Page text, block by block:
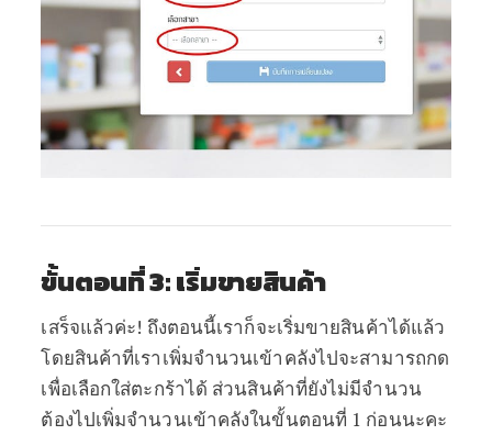
ขั้นตอนที่ 3: เริ่มขายสินค้า
เสร็จแล้วค่ะ! ถึงตอนนี้เราก็จะเริ่มขายสินค้าได้แล้ว
โดยสินค้าที่เราเพิ่มจำนวนเข้าคลังไปจะสามารถกด
เพื่อเลือกใส่ตะกร้าได้ ส่วนสินค้าที่ยังไม่มีจำนวน
ต้องไปเพิ่มจำนวนเข้าคลังในขั้นตอนที่ 1 ก่อนนะคะ